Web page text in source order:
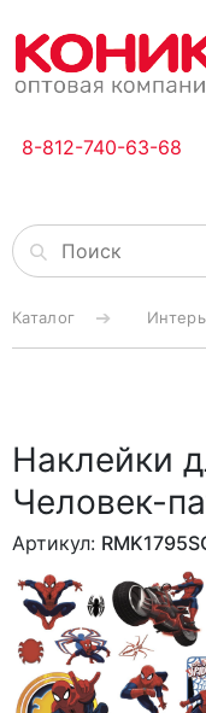
8-812-740-63-68
Каталог
Наклейки
Человек-
Артикул: